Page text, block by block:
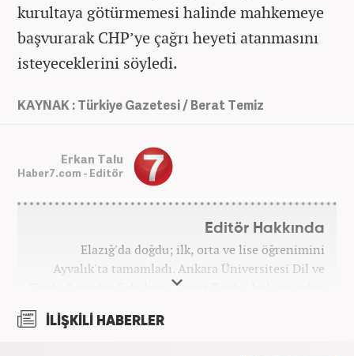
kurultaya götürmemesi halinde mahkemeye
başvurarak CHP’ye çağrı heyeti atanmasını
isteyeceklerini söyledi.
KAYNAK : Türkiye Gazetesi / Berat Temiz
Erkan Talu
Haber7.com - Editör
Editör Hakkında
Elazığ'da doğdu; ilk, orta ve lise öğrenimini
Ayvalık'ta tamamladı. Ankara Üniversitesi Dil ve
Tarih-Coğrafya Fakültesi "Sanat Tarihi" bölümünden
üzerine eğitimler aldı. Haberciliğe "muhabir" olarak
İLİŞKİLİ HABERLER